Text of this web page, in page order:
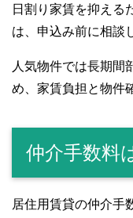
日割り家賃を抑える
は、申込み前に相談
人気物件では長期間
め、家賃負担と物件
仲介手数料
居住用賃貸の仲介手